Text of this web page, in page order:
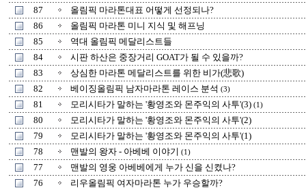
87
올림픽 마라톤대표 어떻게 선정되나?
86
올림픽 마라톤 미니 지식 및 해프닝
85
역대 올림픽 메달리스트들
84
시판 하산은 중장거리 GOAT가 될 수 있을까?
83
상심한 마라톤 메달리스트를 위한 비가(悲歌)
82
베이징올림픽 남자마라톤 레이스 분석 (3)
81 모리시타가 말하는 '황영조와 몬주익의 사투'(3) (1)
80
모리시타가 말하는 '황영조와 몬주익의 사투'(2)
79
모리시타가 말하는 '황영조와 몬주익의 사투'(1)
78
맨발의 왕자 - 아베베 이야기 (1)
77
맨발의 영웅 아베베에게 누가 신을 신켰나?
76
리우올림픽 여자마라톤 누가 우승할까?